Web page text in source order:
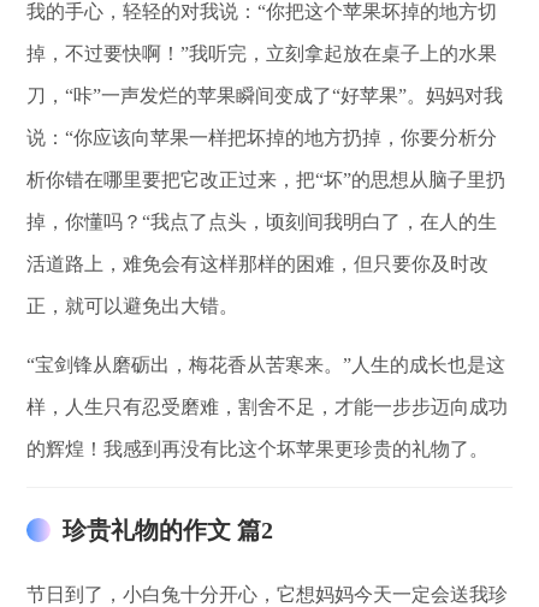
我的手心，轻轻的对我说：“你把这个苹果坏掉的地方切
掉，不过要快啊！”我听完，立刻拿起放在桌子上的水果
刀，“咔”一声发烂的苹果瞬间变成了“好苹果”。妈妈对我
说：“你应该向苹果一样把坏掉的地方扔掉，你要分析分
析你错在哪里要把它改正过来，把“坏”的思想从脑子里扔
掉，你懂吗？“我点了点头，顷刻间我明白了，在人的生
活道路上，难免会有这样那样的困难，但只要你及时改
正，就可以避免出大错。
“宝剑锋从磨砺出，梅花香从苦寒来。”人生的成长也是这
样，人生只有忍受磨难，割舍不足，才能一步步迈向成功
的辉煌！我感到再没有比这个坏苹果更珍贵的礼物了。
珍贵礼物的作文 篇2
节日到了，小白兔十分开心，它想妈妈今天一定会送我珍